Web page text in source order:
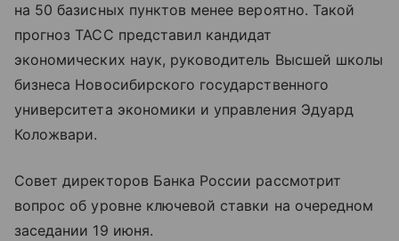
на 50 базисных пунктов менее вероятно. Такой
прогноз ТАСС представил кандидат
экономических наук, руководитель Высшей школы
бизнеса Новосибирского государственного
университета экономики и управления Эдуард
Коложвари.
Совет директоров Банка России рассмотрит
вопрос об уровне ключевой ставки на очередном
заседании 19 июня.